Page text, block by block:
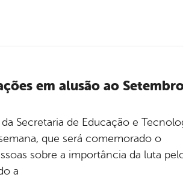
em alusão ao
Secretaria de Educação e
que será comemorado o
sobre a importância da luta
a